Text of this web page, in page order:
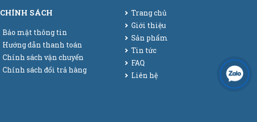
CHÍNH SÁCH
Bảo mật thông tin
Hướng dẫn thanh toán
Chính sách vận chuyển
Chính sách đổi trả hàng
Trang chủ
Giới thiệu
Sản phẩm
Tin tức
FAQ
Liên hệ